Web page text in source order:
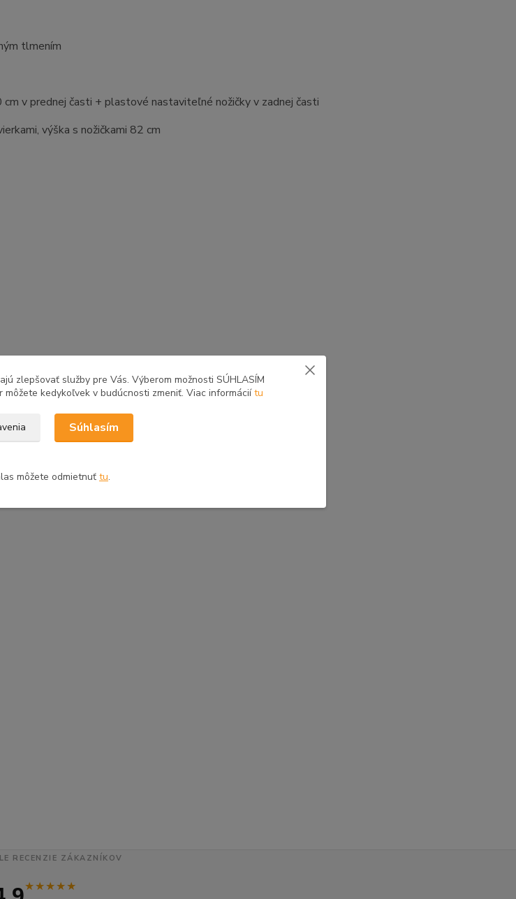
tlmením
v prednej časti + plastové nastaviteľné nožičky v zadnej časti
výška s nožičkami 82 cm
Kuchynské linky
RECENZIE ZÁKAZNÍKOV
★★★★★
zlepšovať služby pre Vás. Výberom možnosti SÚHLASÍM
kedykoľvek v budúcnosti zmeniť. Viac informáciítu
Súhlasím
môžete odmietnuť tu.